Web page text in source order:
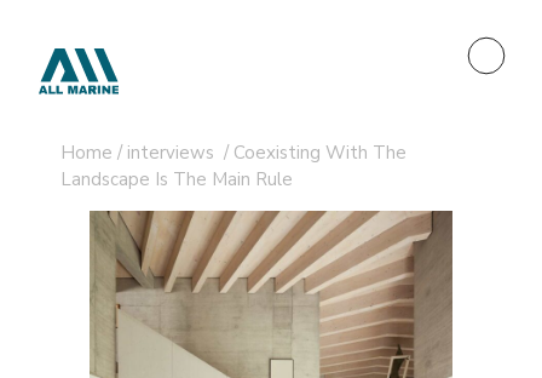
Home / interviews / Coexisting With The
Landscape Is The Main Rule